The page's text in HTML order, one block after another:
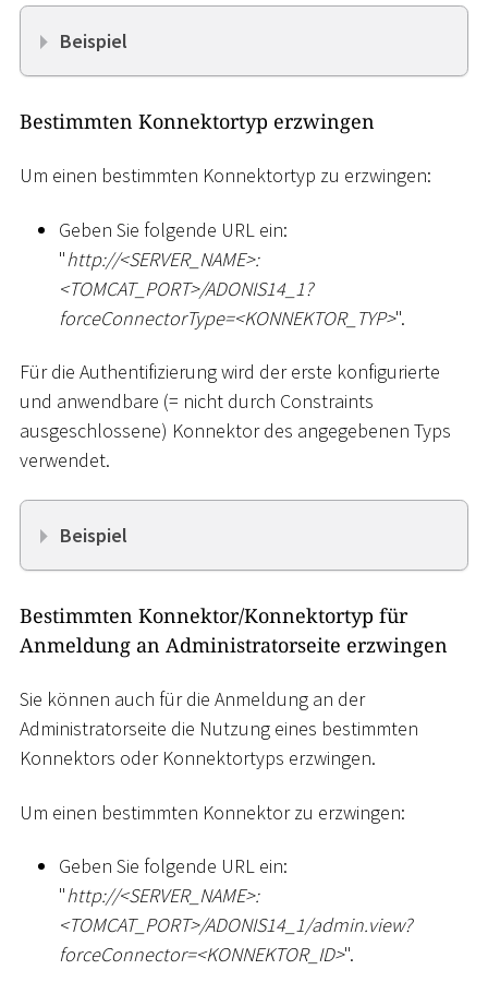
Beispiel
Bestimmten Konnektortyp erzwingen
Um einen bestimmten Konnektortyp zu erzwingen:
Geben Sie folgende URL ein:
"http://<SERVER_NAME>:
<TOMCAT_PORT>/ADONIS14_1?
forceConnectorType=<KONNEKTOR_TYP>".
Für die Authentifizierung wird der erste konfigurierte
und anwendbare (= nicht durch Constraints
ausgeschlossene) Konnektor des angegebenen Typs
verwendet.
Beispiel
Bestimmten Konnektor/Konnektortyp für
Anmeldung an Administratorseite erzwingen
Sie können auch für die Anmeldung an der
Administratorseite die Nutzung eines bestimmten
Konnektors oder Konnektortyps erzwingen.
Um einen bestimmten Konnektor zu erzwingen:
Geben Sie folgende URL ein:
"http://<SERVER_NAME>:
<TOMCAT_PORT>/ADONIS14_1/admin.view?
forceConnector=<KONNEKTOR_ID>".